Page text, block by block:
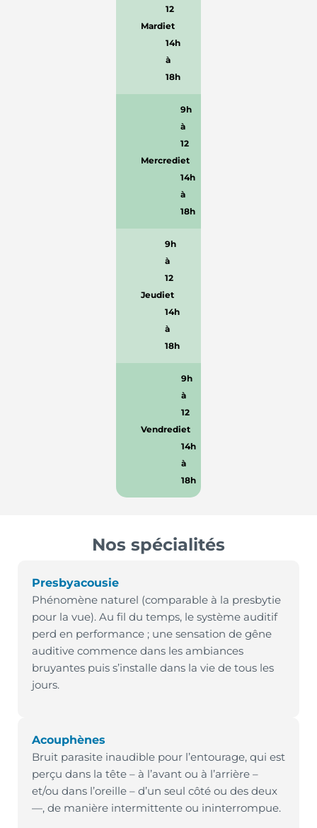
Mardi
12
et
14h
à
18h
Mercredi
9h
à
12
et
14h
à
18h
Jeudi
9h
à
12
et
14h
à
18h
Vendredi
9h
à
12
et
14h
à
18h
Nos spécialités
Presbyacousie
Phénomène naturel (comparable à la presbytie
pour la vue). Au fil du temps, le système auditif
perd en performance ; une sensation de gêne
auditive commence dans les ambiances
bruyantes puis s’installe dans la vie de tous les
jours.
Acouphènes
Bruit parasite inaudible pour l’entourage, qui est
perçu dans la tête – à l’avant ou à l’arrière –
et/ou dans l’oreille – d’un seul côté ou des deux
—, de manière intermittente ou ininterrompue.